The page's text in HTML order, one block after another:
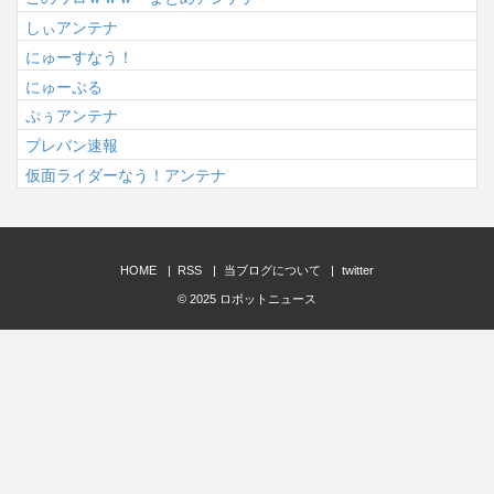
しぃアンテナ
にゅーすなう！
にゅーぷる
ぷぅアンテナ
プレバン速報
仮面ライダーなう！アンテナ
HOME RSS 当ブログについて twitter
© 2025 ロボットニュース